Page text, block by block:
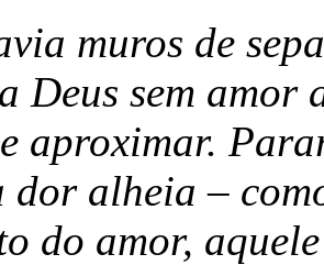
muros de
Deus sem amor
aproximar.
dor alheia –
do amor,